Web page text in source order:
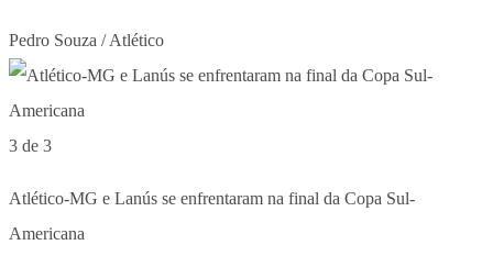
Pedro Souza / Atlético
3 de 3
Atlético-MG e Lanús se enfrentaram na final da Copa Sul-
Americana